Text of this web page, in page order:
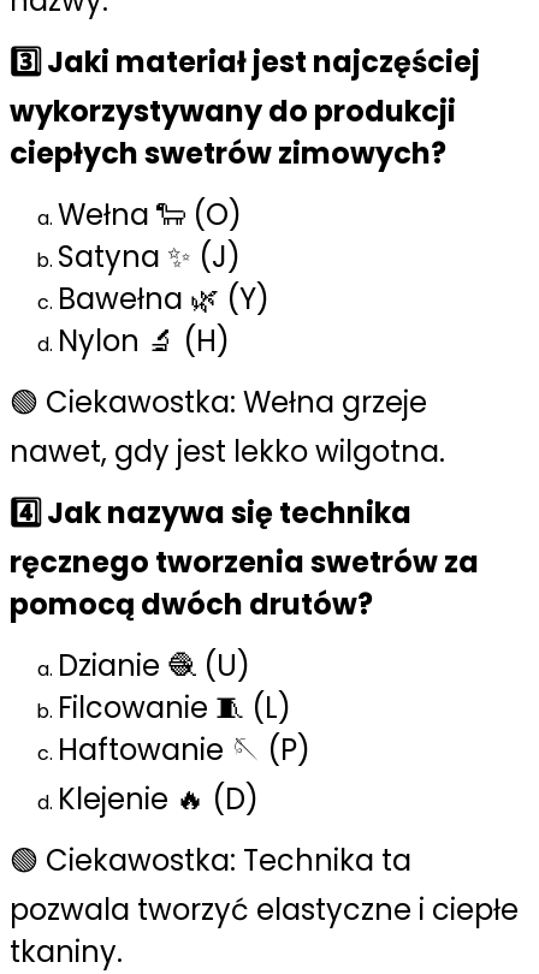
3️⃣ Jaki materiał jest najczęściej
wykorzystywany do produkcji
ciepłych swetrów zimowych?
Wełna 🐑 (O)
Satyna ✨ (J)
Bawełna 🌿 (Y)
Nylon 🔬 (H)
🟢 Ciekawostka: Wełna grzeje
nawet, gdy jest lekko wilgotna.
4️⃣ Jak nazywa się technika
ręcznego tworzenia swetrów za
pomocą dwóch drutów?
Dzianie 🧶 (U)
Filcowanie 🧵 (L)
Haftowanie 🪡 (P)
Klejenie 🔥 (D)
🟢 Ciekawostka: Technika ta
pozwala tworzyć elastyczne i ciepłe
tkaniny.